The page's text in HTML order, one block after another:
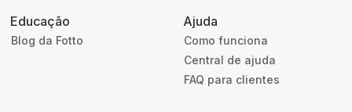
Educação
Blog da Fotto
Ajuda
Como funciona
Central de ajuda
FAQ para clientes